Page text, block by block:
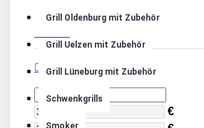
Grill Oldenburg mit Zubehör
Grill Uelzen mit Zubehör
Grill Lüneburg mit Zubehör
Schwenkgrills
Smoker
FILTER Löschen
PREIS
€